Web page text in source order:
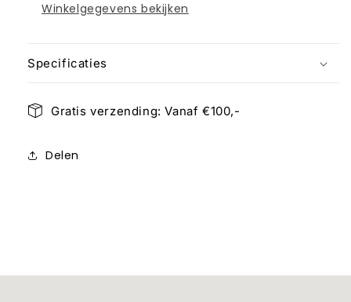
Winkelgegevens bekijken
Specificaties
Gratis verzending: Vanaf €100,-
Delen